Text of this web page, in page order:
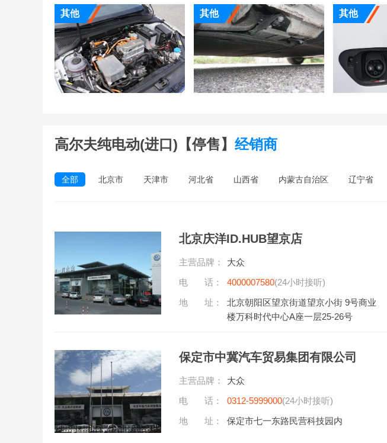
其他 其他 其他
高尔夫纯电动(进口)【停售】 经销商
全部
北京市 天津市 河北省 山西省 内蒙古自治区 辽宁省
北京庆洋ID.HUB望京店
主营品牌：
大众
电 话：
4000007580(24小时接听)
地 址：
北京朝阳区望京街道望京小街 9号商业
楼万科时代中心A座一层25-26号
保定市中冀汽车贸易集团有限公司
主营品牌：
大众
电 话：
0312-5999000(24小时接听)
地 址：
保定市七一东路民营科技园内